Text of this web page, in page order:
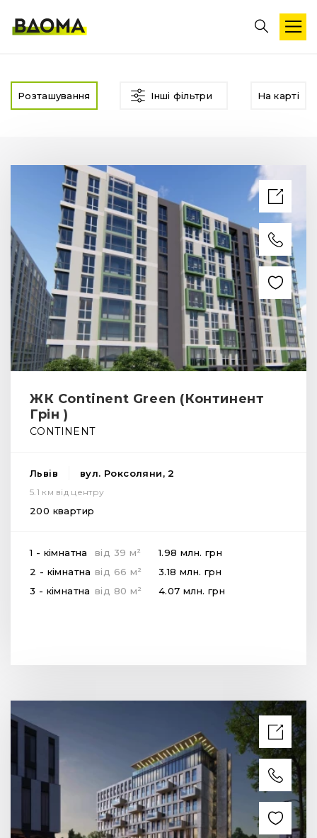
Розташування Інші фільтри На карті
ЖК Continent Green (Континент
Грін )
CONTINENT
Львів вул. Роксоляни, 2
5.1 км від центру
200 квартир
1 - кімнатна від 39 м 2 1.98 млн. грн
2 - кімнатна від 66 м 2 3.18 млн. грн
3 - кімнатна від 80 м 2 4.07 млн. грн